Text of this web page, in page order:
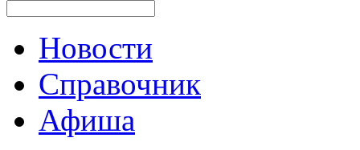
Новости
Справочник
Афиша